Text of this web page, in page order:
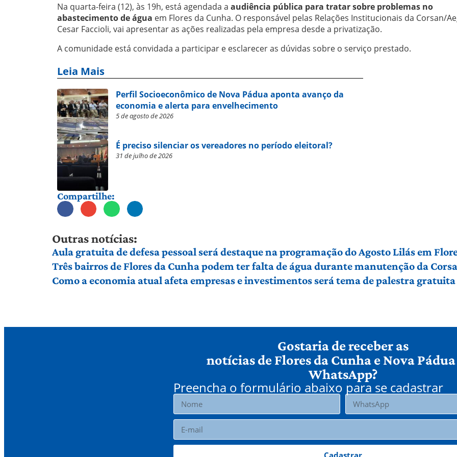
Na quarta-feira (12), às 19h, está agendada a audiência pública para tratar sobre problemas no
abastecimento de água em Flores da Cunha. O responsável pelas Relações Institucionais da Corsan/
Cesar Faccioli, vai apresentar as ações realizadas pela empresa desde a privatização.
A comunidade está convidada a participar e esclarecer as dúvidas sobre o serviço prestado.
Leia Mais
Perfil Socioeconômico de Nova Pádua aponta avanço da
economia e alerta para envelhecimento
5 de agosto de 2026
É preciso silenciar os vereadores no período eleitoral?
31 de julho de 2026
Compartilhe:
Outras notícias:
Aula gratuita de defesa pessoal será destaque na programação do Agosto Lilás em
Três bairros de Flores da Cunha podem ter falta de água durante manutenção da
Como a economia atual afeta empresas e investimentos será tema de palestra
Gostaria de receber as
notícias de Flores da Cunha e Nova
WhatsApp?
Preencha o formulário abaixo para se cadastrar
Cadastrar